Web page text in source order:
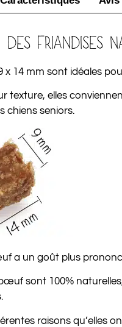
DES
x 14 mm sont idéales
texture, elles
chiens seniors.
a un goût plus
sont 100%
raisons qu’elles